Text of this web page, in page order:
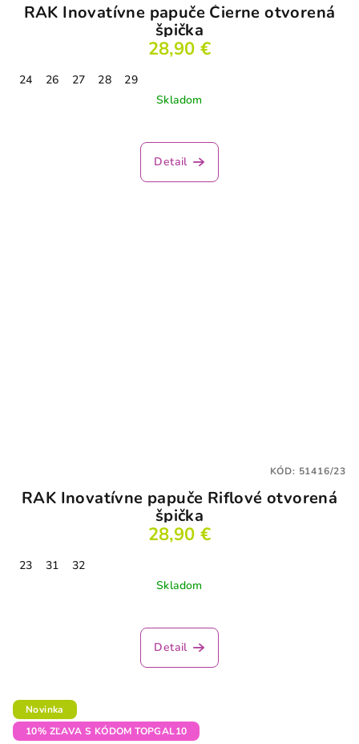
RAK Inovatívne papuče Čierne otvorená
špička
28,90 €
24 26 27 28
29
Skladom
Detail
RAK Inovatívne papuče Riflové otvorená
špička
28,90 €
23 31
32
Skladom
Detail
KÓD: 51416/23
Novinka
10% ZĽAVA S KÓDOM TOPGAL10